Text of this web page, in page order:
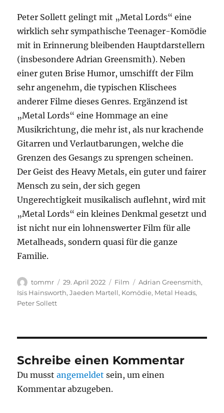
Peter Sollett gelingt mit „Metal Lords“ eine
wirklich sehr sympathische Teenager-Komödie
mit in Erinnerung bleibenden Hauptdarstellern
(insbesondere Adrian Greensmith). Neben
einer guten Brise Humor, umschifft der Film
sehr angenehm, die typischen Klischees
anderer Filme dieses Genres. Ergänzend ist
„Metal Lords“ eine Hommage an eine
Musikrichtung, die mehr ist, als nur krachende
Gitarren und Verlautbarungen, welche die
Grenzen des Gesangs zu sprengen scheinen.
Der Geist des Heavy Metals, ein guter und fairer
Mensch zu sein, der sich gegen
Ungerechtigkeit musikalisch auflehnt, wird mit
„Metal Lords“ ein kleines Denkmal gesetzt und
ist nicht nur ein lohnenswerter Film für alle
Metalheads, sondern quasi für die ganze
Familie.
Autor
tommr
Veröffentlicht
am
29. April 2022 Kategorien
Film Schlagwörter
Adrian Greensmith,
Isis Hainsworth,Jaeden Martell, Komödie, Metal Heads,
Peter Sollett
Schreibe einen Kommentar
Du musstangemeldet sein, um einen
Kommentar abzugeben.